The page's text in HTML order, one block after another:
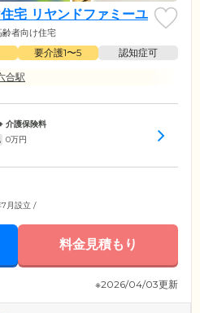
宅 リヤンドファミーユ
者向け住宅
要介護1〜5
認知症可
合駅
介護保険料
0万円
月設立 /
料金見積もり
※2026/04/03更新